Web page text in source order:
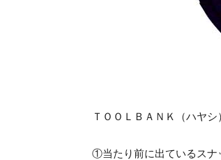
ＴＯＯＬＢＡＮＫ（ハヤ
①当たり前に出ているスナ